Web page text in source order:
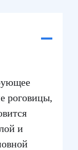
роговицы,
и